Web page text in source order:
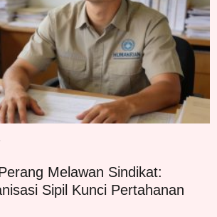
Melawan Sindikat:
Sipil Kunci Pertahanan